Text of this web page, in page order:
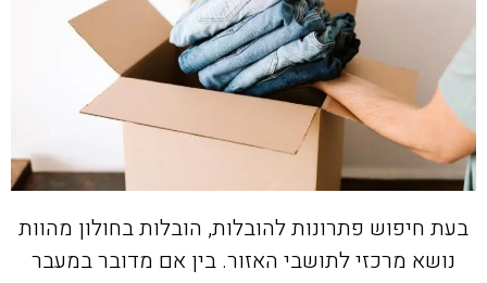
בעת חיפוש פתרונות להובלות, הובלות בחולון מהוות
נושא מרכזי לתושבי האזור. בין אם מדובר במעבר